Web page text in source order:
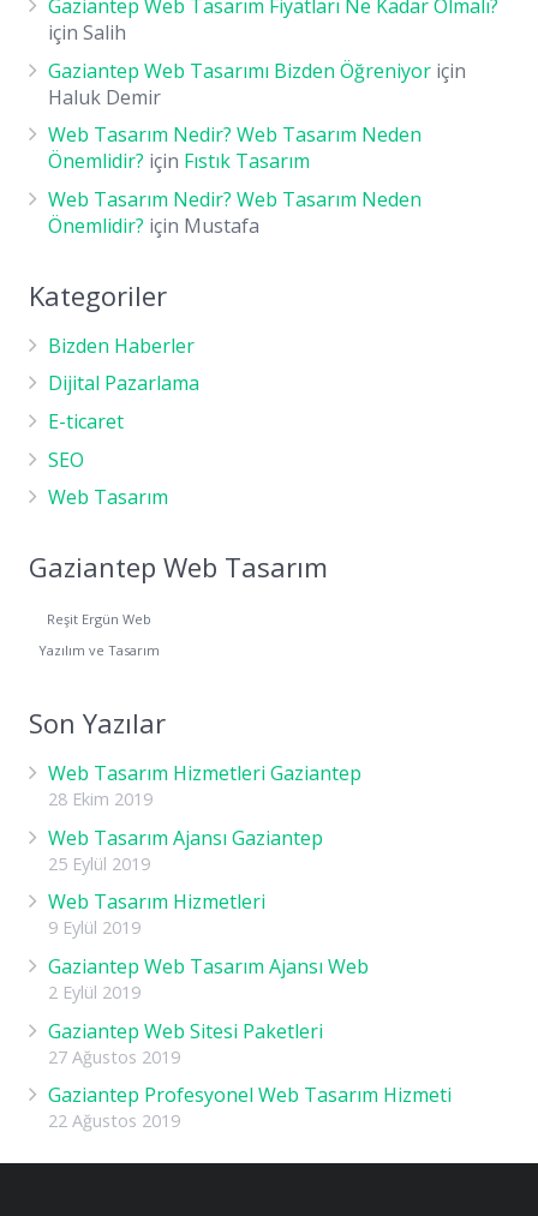
Gaziantep Web Tasarım Fiyatları Ne Kadar Olmalı?
için Salih
Gaziantep Web Tasarımı Bizden Öğreniyor için
Haluk Demir
Web Tasarım Nedir? Web Tasarım Neden
Önemlidir? için Fıstık Tasarım
Web Tasarım Nedir? Web Tasarım Neden
Önemlidir? için Mustafa
Kategoriler
Bizden Haberler
Dijital Pazarlama
E-ticaret
SEO
Web Tasarım
Gaziantep Web Tasarım
Reşit Ergün Web
Yazılım ve Tasarım
Son Yazılar
Web Tasarım Hizmetleri Gaziantep
28 Ekim 2019
Web Tasarım Ajansı Gaziantep
25 Eylül 2019
Web Tasarım Hizmetleri
9 Eylül 2019
Gaziantep Web Tasarım Ajansı Web
2 Eylül 2019
Gaziantep Web Sitesi Paketleri
27 Ağustos 2019
Gaziantep Profesyonel Web Tasarım Hizmeti
22 Ağustos 2019